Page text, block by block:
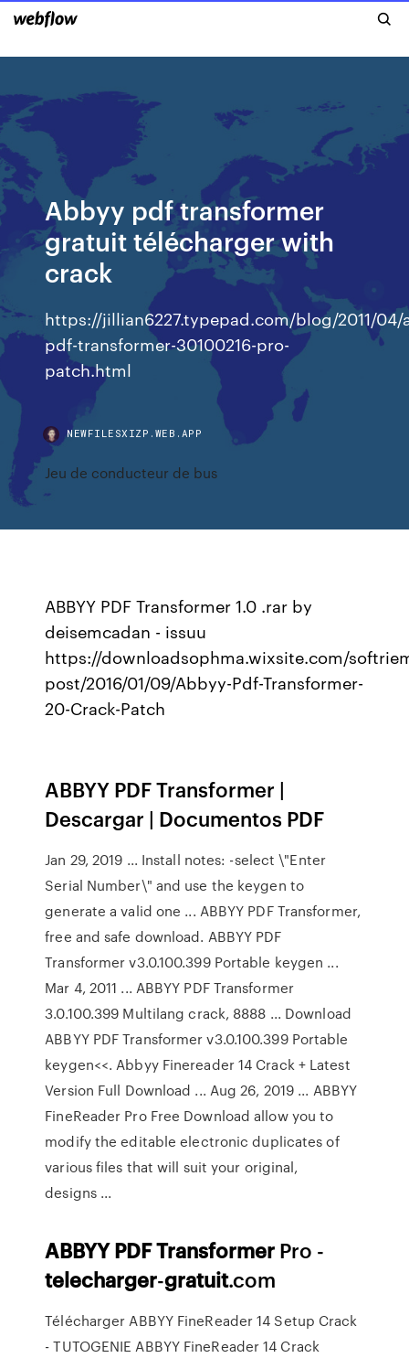
Abbyy pdf transformer
gratuit télécharger with
crack
https://jillian6227.typepad.com/blog/2011/04/
pdf-transformer-30100216-pro-
patch.html
NEWFILESXIZP.WEB.APP
Jeu de conducteur de bus
ABBYY PDF Transformer 1.0 .rar by
deisemcadan - issuu
https://downloadsophma.wixsite.com/
post/2016/01/09/Abbyy-Pdf-Transformer-
20-Crack-Patch
ABBYY PDF Transformer |
Descargar | Documentos PDF
Jan 29, 2019 ... Install notes: -select \"Enter
Serial Number\" and use the keygen to
generate a valid one ... ABBYY PDF Transformer,
free and safe download. ABBYY PDF
Transformer v3.0.100.399 Portable keygen ...
Mar 4, 2011 ... ABBYY PDF Transformer
3.0.100.399 Multilang crack, 8888 ... Download
ABBYY PDF Transformer v3.0.100.399 Portable
keygen<<. Abbyy Finereader 14 Crack + Latest
Version Full Download ... Aug 26, 2019 ... ABBYY
FineReader Pro Free Download allow you to
modify the editable electronic duplicates of
various files that will suit your original,
designs ...
ABBYYPDFTransformer Pro -
telecharger-gratuit.com
Télécharger ABBYY FineReader 14 Setup Crack
- TUTOGENIE ABBYY FineReader 14 Crack